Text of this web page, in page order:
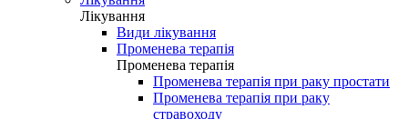
Лікування
Види лікування
Променева терапія
Променева терапія
Променева терапія при раку простати
Променева терапія при раку
стравоходу